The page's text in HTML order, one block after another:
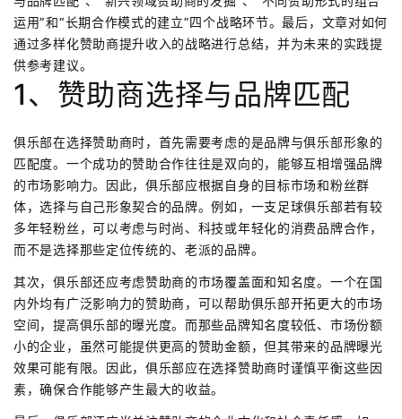
运用”和“长期合作模式的建立”四个战略环节。最后，文章对如何
通过多样化赞助商提升收入的战略进行总结，并为未来的实践提
供参考建议。
1、赞助商选择与品牌匹配
俱乐部在选择赞助商时，首先需要考虑的是品牌与俱乐部形象的
匹配度。一个成功的赞助合作往往是双向的，能够互相增强品牌
的市场影响力。因此，俱乐部应根据自身的目标市场和粉丝群
体，选择与自己形象契合的品牌。例如，一支足球俱乐部若有较
多年轻粉丝，可以考虑与时尚、科技或年轻化的消费品牌合作，
而不是选择那些定位传统的、老派的品牌。
其次，俱乐部还应考虑赞助商的市场覆盖面和知名度。一个在国
内外均有广泛影响力的赞助商，可以帮助俱乐部开拓更大的市场
空间，提高俱乐部的曝光度。而那些品牌知名度较低、市场份额
小的企业，虽然可能提供更高的赞助金额，但其带来的品牌曝光
效果可能有限。因此，俱乐部应在选择赞助商时谨慎平衡这些因
素，确保合作能够产生最大的收益。